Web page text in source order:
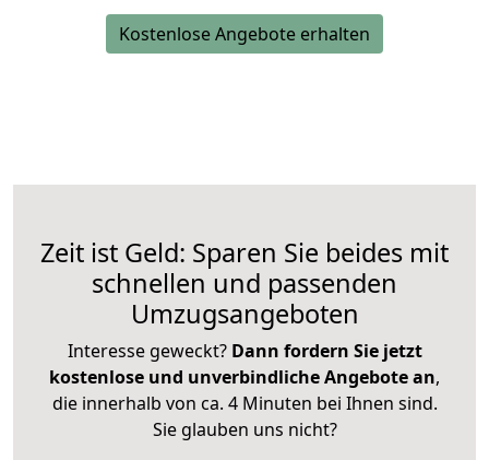
Kostenlose Angebote erhalten
Zeit ist Geld: Sparen Sie beides mit
schnellen und passenden
Umzugsangeboten
Interesse geweckt? Dann fordern Sie jetzt
kostenlose und unverbindliche Angebote an,
die innerhalb von ca. 4 Minuten bei Ihnen sind.
Sie glauben uns nicht?